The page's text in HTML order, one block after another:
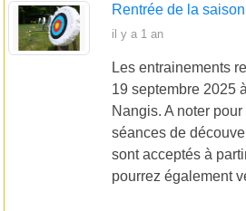
Rentrée de la
il y a 1 an
Les entrainements
19 septembre 2025
Nangis. A noter
séances de
sont acceptés à
pourrez également